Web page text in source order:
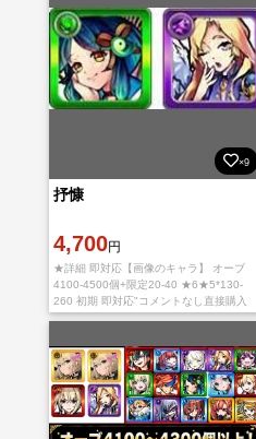
×9
抒慷
4,700円
★詳細 即対応【画像のキャラ】 オーブ
4100-4500個+限定20-40 ★6★5*130-
260 初期 即対応"コメントなし直接購入
OK！ iOSとAndroidどちらでもご利用い